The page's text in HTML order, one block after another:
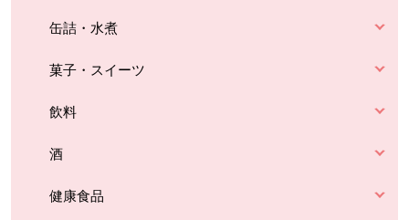
缶詰・水煮
菓子・スイーツ
飲料
酒
健康食品